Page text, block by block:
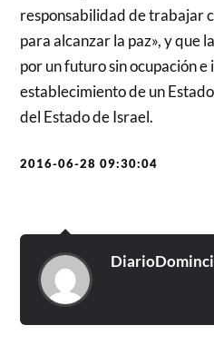
responsabilidad de trabajar
para alcanzar la paz», y que
por un futuro sin ocupación e
establecimiento de un
del Estado de Israel.
2016-06-28 09:30:04